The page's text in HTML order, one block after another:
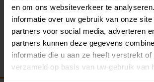
en om ons websiteverkeer te
informatie over uw gebruik van onze site
partners voor social media, adverteren
partners kunnen deze gegevens
informatie die u aan ze heeft verstrekt of
verzameld op basis van uw gebruik van